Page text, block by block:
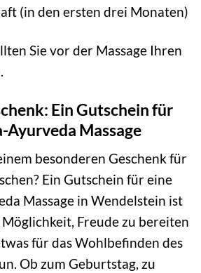
(in den ersten drei Monaten)
Sie vor der Massage Ihren
Ein Gutschein für
Ayurveda Massage
besonderen Geschenk für
Ein Gutschein für eine
Massage in Wendelstein ist
Freude zu bereiten
für das Wohlbefinden des
Ob zum Geburtstag, zu